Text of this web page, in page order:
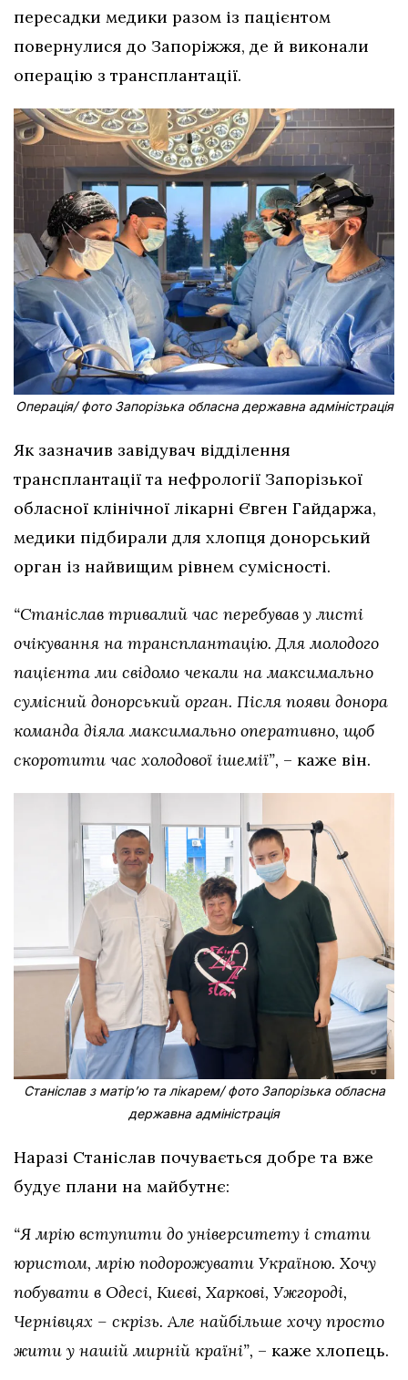
пересадки медики разом із пацієнтом
повернулися до Запоріжжя, де й виконали
операцію з трансплантації.
Операція/ фото Запорізька обласна державна адміністрація
Як зазначив завідувач відділення
трансплантації та нефрології Запорізької
обласної клінічної лікарні Євген Гайдаржа,
медики підбирали для хлопця донорський
орган із найвищим рівнем сумісності.
“Станіслав тривалий час перебував у листі
очікування на трансплантацію. Для молодого
пацієнта ми свідомо чекали на максимально
сумісний донорський орган. Після появи донора
команда діяла максимально оперативно, щоб
скоротити час холодової ішемії”, – каже він.
Станіслав з матірʼю та лікарем/ фото Запорізька обласна
державна адміністрація
Наразі Станіслав почувається добре та вже
будує плани на майбутнє:
“Я мрію вступити до університету і стати
юристом, мрію подорожувати Україною. Хочу
побувати в Одесі, Києві, Харкові, Ужгороді,
Чернівцях – скрізь. Але найбільше хочу просто
жити у нашій мирній країні”, – каже хлопець.